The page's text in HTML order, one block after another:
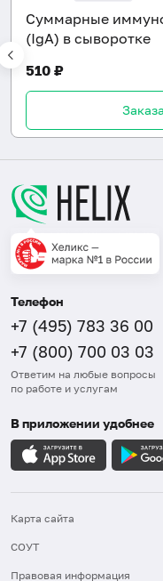
Суммарные
(IgA) в сыворотке
510 ₽
Телефон
+7 (495) 783 36 00
+7 (800) 700 03 03
Ответим на любые вопросы
по работе и услугам
В приложении удобнее
Карта сайта
СОУТ
Правовая информация